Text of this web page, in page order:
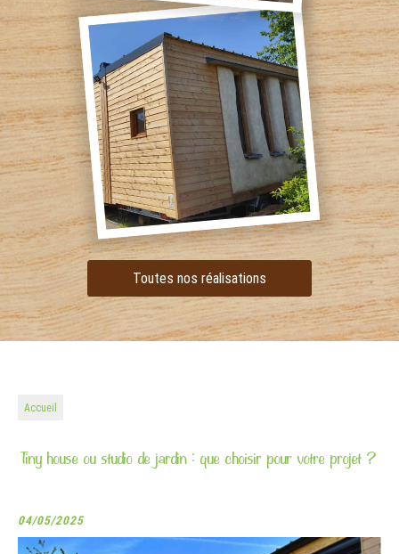
Toutes nos réalisations
Accueil
Tiny house ou studio de jardin : que choisir pour votre projet ?
04/05/2025